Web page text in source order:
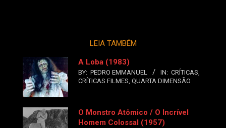
LEIA TAMBÉM
A Loba (1983)
BY: PEDRO EMMANUEL IN: CRÍTICAS
CRÍTICAS FILMES QUARTA DIMENSÃO
O Monstro Atômico / O Incrível
Homem Colossal (1957)